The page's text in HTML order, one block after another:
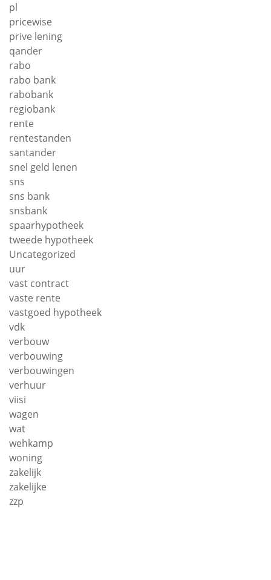
pl
pricewise
prive lening
qander
rabo
rabo bank
rabobank
regiobank
rente
rentestanden
santander
snel geld lenen
sns
sns bank
snsbank
spaarhypotheek
tweede hypotheek
Uncategorized
uur
vast contract
vaste rente
vastgoed hypotheek
vdk
verbouw
verbouwing
verbouwingen
verhuur
viisi
wagen
wat
wehkamp
woning
zakelijk
zakelijke
zzp